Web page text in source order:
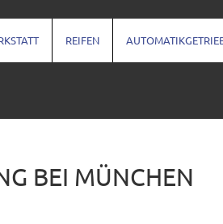
REIFEN
BEI MÜNCHEN